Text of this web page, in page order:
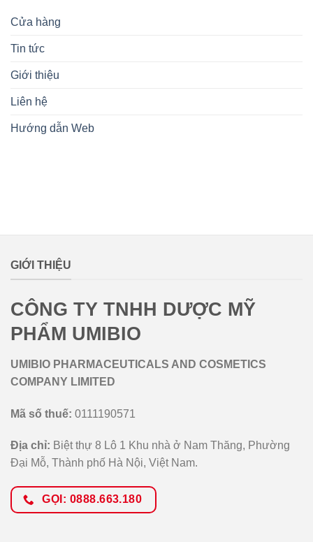
Cửa hàng
Tin tức
Giới thiệu
Liên hệ
Hướng dẫn Web
GIỚI THIỆU
CÔNG TY TNHH DƯỢC MỸ
PHẨM UMIBIO
UMIBIO PHARMACEUTICALS AND COSMETICS
COMPANY LIMITED
Mã số thuế: 0111190571
Địa chỉ: Biệt thự 8 Lô 1 Khu nhà ở Nam Thăng, Phường
Đại Mỗ, Thành phố Hà Nội, Việt Nam.
GỌI: 0888.663.180